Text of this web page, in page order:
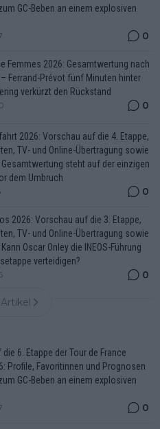
GC-Beben an einem explosiven
0
Femmes 2026: Gesamtwertung nach
– Ferrand-Prévot fünf Minuten hinter
verkürzt den Rückstand
0
2026: Vorschau auf die 4. Etappe,
TV- und Online-Übertragung sowie
steht auf der einzigen
dem Umbruch
0
2026: Vorschau auf die 3. Etappe,
TV- und Online-Übertragung sowie
Oscar Onley die INEOS-Führung
verteidigen?
0
6. Etappe der Tour de France
Profile, Favoritinnen und Prognosen
GC-Beben an einem explosiven
0